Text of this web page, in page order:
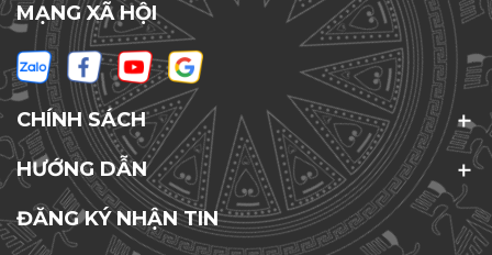
MẠNG XÃ HỘI
CHÍNH SÁCH
HƯỚNG DẪN
ĐĂNG KÝ NHẬN TIN